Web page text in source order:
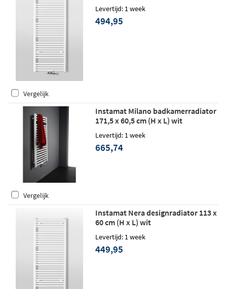
Levertijd: 1 week
494,95
Vergelijk
Instamat Milano badkamerradiator
171,5 x 60,5 cm (H x L) wit
Levertijd: 1 week
665,74
Vergelijk
Instamat Nera designradiator 113 x
60 cm (H x L) wit
Levertijd: 1 week
449,95